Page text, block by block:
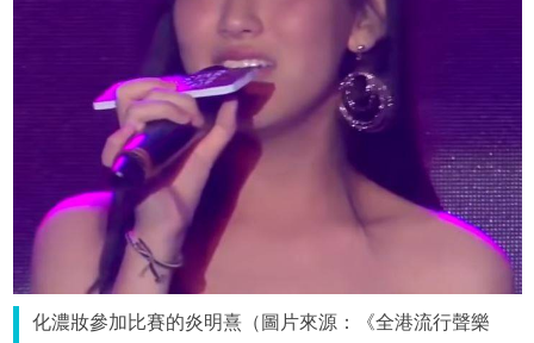
化濃妝參加比賽的炎明熹（圖片來源：《全港流行聲樂